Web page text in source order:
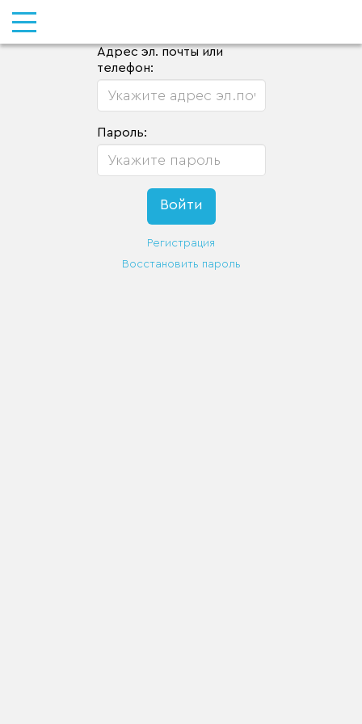
Адрес эл. почты или
телефон:
Пароль:
Регистрация
Восстановить пароль